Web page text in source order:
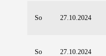
So 27.10.2024
So 27.10.2024